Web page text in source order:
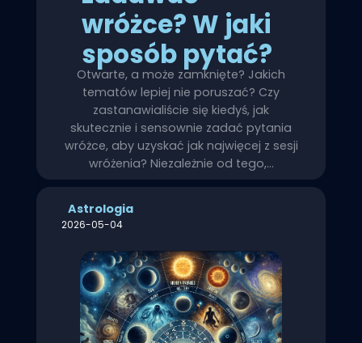
wróżce? W jaki
sposób pytać?
Otwarte, a może zamknięte? Jakich
tematów lepiej nie poruszać? Czy
zastanawialiście się kiedyś, jak
skutecznie i sensownie zadać pytania
wróżce, aby uzyskać jak najwięcej z sesji
wróżenia? Niezależnie od tego,…
Astrologia
2026-05-04